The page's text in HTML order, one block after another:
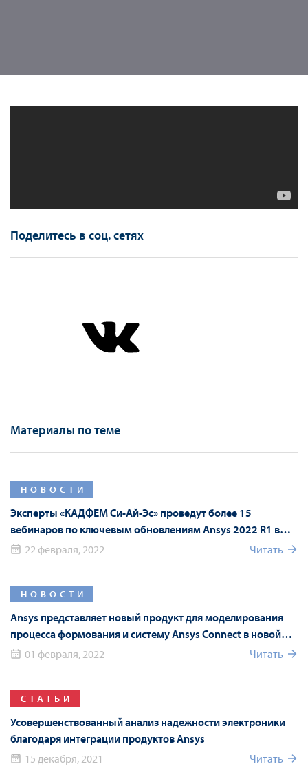
Поделитесь в соц. сетях
Материалы по теме
НОВОСТИ
Эксперты «КАДФЕМ Си-Ай-Эс» проведут более 15
вебинаров по ключевым обновлениям Ansys 2022 R1 в
рамках Форума Ansys
22 февраля, 2022 Читать
НОВОСТИ
Ansys представляет новый продукт для моделирования
процесса формования и систему Ansys Connect в новой
версии Ansys 2022 R1
01 февраля, 2022 Читать
СТАТЬИ
Усовершенствованный анализ надежности электроники
благодаря интеграции продуктов Ansys
15 декабря, 2021
Читать